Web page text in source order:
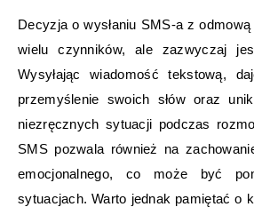
Decyzja o wysłaniu SMS-a z
wielu czynników, ale zazwyczaj
Wysyłając wiadomość tekstową,
przemyślenie swoich słów oraz
niezręcznych sytuacji podczas
SMS pozwala również na
emocjonalnego, co może być
sytuacjach. Warto jednak pamiętać o